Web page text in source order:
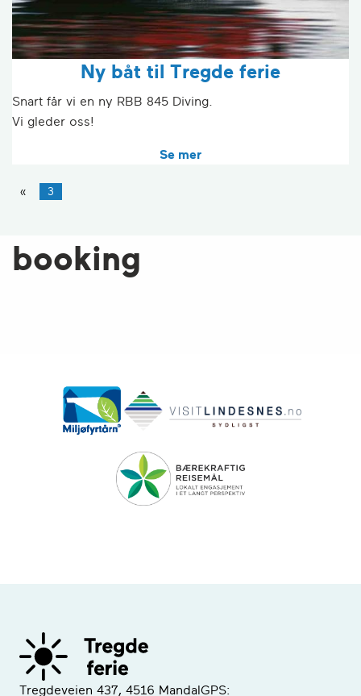
Ny båt til Tregde ferie
Snart får vi en ny RBB 845 Diving.
Vi gleder oss!
Se mer
« 3
booking
Tregdeveien 437, 4516 Mandal GPS: